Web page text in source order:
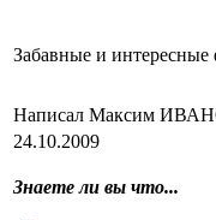
Забавные и
Написал Максим
24.10.2009
Знаете ли вы что...